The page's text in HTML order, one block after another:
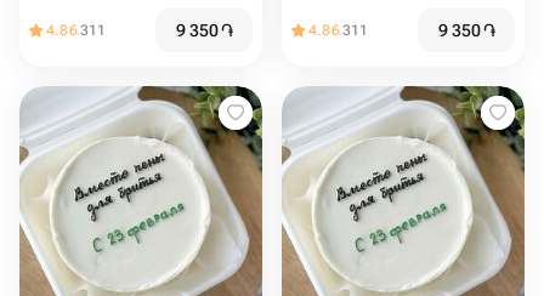
4.86311 9 350֏ 4.86311 9 350֏